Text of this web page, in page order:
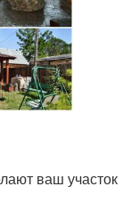
ваш участок